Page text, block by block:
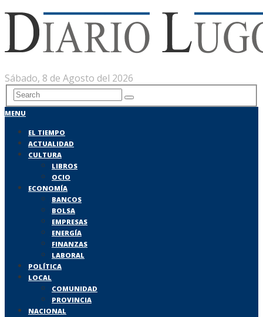
Sábado, 8 de Agosto del 2026
MENU
EL TIEMPO
ACTUALIDAD
CULTURA
LIBROS
OCIO
ECONOMÍA
BANCOS
BOLSA
EMPRESAS
ENERGÍA
FINANZAS
LABORAL
POLÍTICA
LOCAL
COMUNIDAD
PROVINCIA
NACIONAL